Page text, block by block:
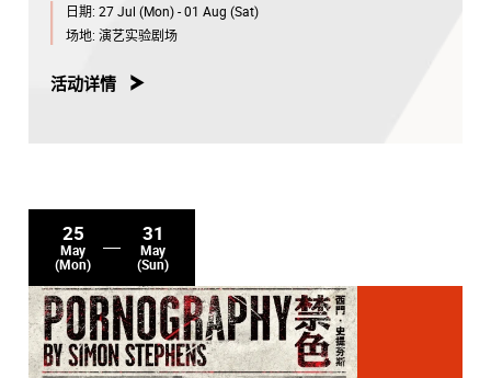
日期: 27 Jul (Mon) - 01 Aug (Sat)
场地: 演艺实验剧场
活动详情
25
May
(Mon)
31
May
(Sun)